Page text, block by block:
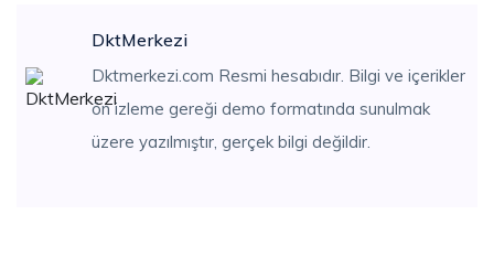
DktMerkezi
Dktmerkezi.com Resmi hesabıdır. Bilgi ve içerikler
ön izleme gereği demo formatında sunulmak
üzere yazılmıştır, gerçek bilgi değildir.